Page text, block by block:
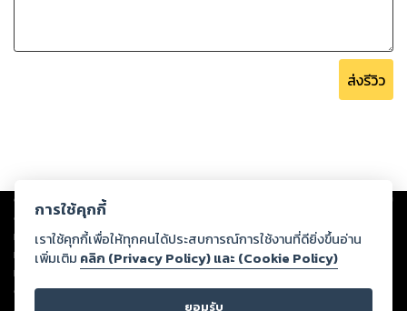
ส่งรีวิว
Copyright © 2026
ต่อผลงานหรือเนื้อหาใดที่อัปโหลดผ่านเว็บไซต์และปรากฏว่าละเมิดสิทธิใน
ทรัพย์สินทางปัญญาของบุคคลอื่นหรือขัดต่อกฎหมายและศีลธรรม ดังนั้น ผู้อ่าน
ทุกท่านโปรดใช้วิจารณญาณในการกลั่นกรองด้วยตนเอง และหากท่านพบว่าส่วน
หนึ่งส่วนใดขัดต่อกฎหมายและศีลธรรม กรุณาแจ้งมายังบริษัท เพื่อทีมงานจะได้
ดำเนินการในทันที ทั้งนี้ ทางสตอรี่ล็อกขอสงวนลิขสิทธิ์ตามพระราชบัญญัติ
การใช้คุกกี้
เราใช้คุกกี้เพื่อให้ทุกคนได้ประสบการณ์การใช้งานที่ดียิ่งขึ้นอ่าน
เพิ่มเติม คลิก (Privacy Policy) และ (Cookie Policy)
ยอมรับ